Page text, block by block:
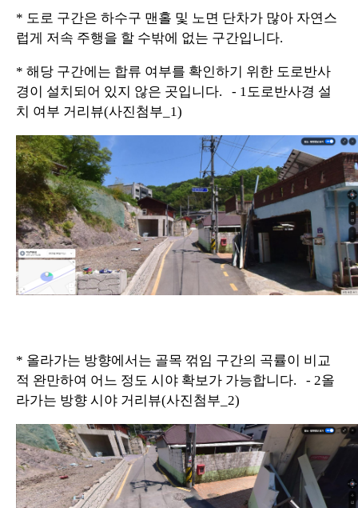
* 도로 구간은 하수구 맨홀 및 노면 단차가 많아 자연스
럽게 저속 주행을 할 수밖에 없는 구간입니다.
* 해당 구간에는 합류 여부를 확인하기 위한 도로반사
경이 설치되어 있지 않은 곳입니다. - 1도로반사경 설
치 여부 거리뷰(사진첨부_1)
* 올라가는 방향에서는 골목 꺾임 구간의 곡률이 비교
적 완만하여 어느 정도 시야 확보가 가능합니다. - 2올
라가는 방향 시야 거리뷰(사진첨부_2)